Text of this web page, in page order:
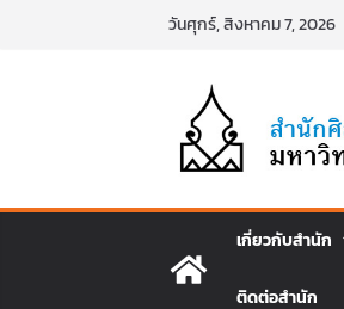
วันศุกร์, สิงหาคม 7, 2026
เกี่ยวกับสำนัก
ติดต่อสำนัก